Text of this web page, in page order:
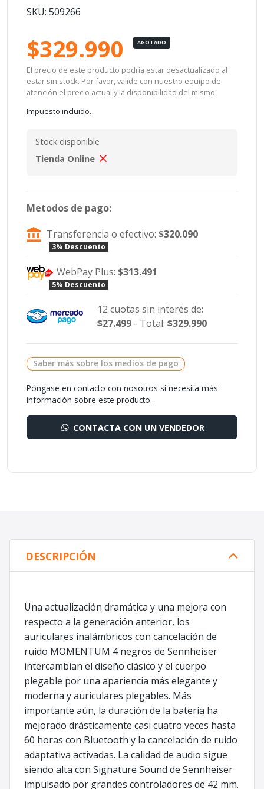
SKU: 509266
$329.990 AGOTADO
El precio de este producto podría estar desactualizado al
estar sin stock. Por favor, valide con nuestro equipo de
atención el precio actual y la disponibilidad del mismo.
Impuesto incluido.
Stock disponible
Tienda Online
Metodos de pago:
Transferencia o efectivo:$320.090
3% Descuento
WebPay Plus:$313.491
5% Descuento
12 cuotas sin interés de:
$27.499- Total: $329.990
Saber más sobre los medios de pago
Póngase en contacto con nosotros si necesita más
información sobre este producto.
CONTACTA CON UN VENDEDOR
DESCRIPCIÓN
Una actualización dramática y una mejora con
respecto a la generación anterior, los
auriculares inalámbricos con cancelación de
ruido MOMENTUM 4 negros de Sennheiser
intercambian el diseño clásico y el cuerpo
plegable por una apariencia más elegante y
moderna y auriculares plegables. Más
importante aún, la duración de la batería ha
mejorado drásticamente casi cuatro veces hasta
60 horas con Bluetooth y la cancelación de ruido
adaptativa activadas. La calidad de audio sigue
siendo alta con Signature Sound de Sennheiser
impulsado por grandes controladores de 42 mm.